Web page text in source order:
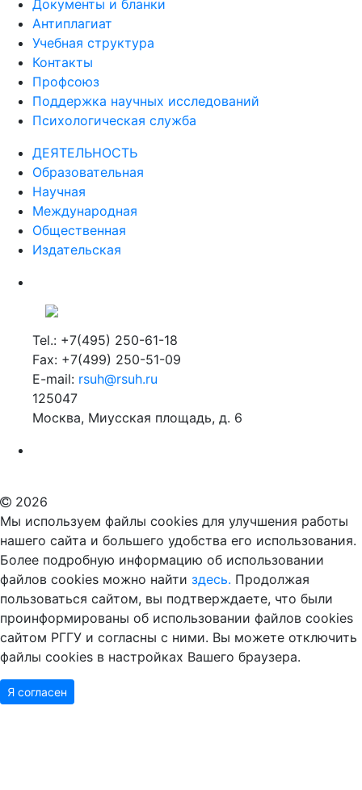
Документы и бланки
Антиплагиат
Учебная структура
Контакты
Профсоюз
Поддержка научных исследований
Психологическая служба
ДЕЯТЕЛЬНОСТЬ
Образовательная
Научная
Международная
Общественная
Издательская
Tel.: +7(495) 250-61-18
Fax: +7(499) 250-51-09
E-mail: rsuh@rsuh.ru
125047
Москва, Миусская площадь, д. 6
2026
Мы используем файлы cookies для улучшения работы
нашего сайта и большего удобства его использования.
Более подробную информацию об использовании
файлов cookies можно найти здесь. Продолжая
пользоваться сайтом, вы подтверждаете, что были
проинформированы об использовании файлов cookies
сайтом РГГУ и согласны с ними. Вы можете отключить
файлы cookies в настройках Вашего браузера.
Я согласен